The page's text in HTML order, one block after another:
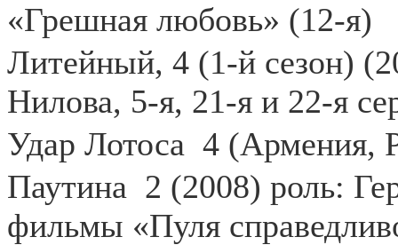
«Грешная любовь» (12-я)
Литейный, 4 (1-й сезон)
Нилова, 5-я, 21-я и 22-я
Удар Лотоса 4 (Армения,
Паутина 2 (2008) роль:
фильмы «Пуля